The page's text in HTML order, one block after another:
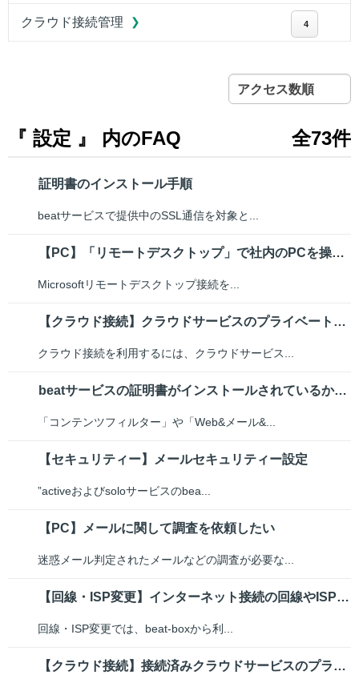
クラウド接続管理 4
アクセス数順
『 設定 』 内のFAQ 全73件
証明書のインストール手順
beatサービスで提供中のSSL通信を対象と...
【PC】「リモートデスクトップ」で社内のPCを操作したい
Microsoftリモートデスクトップ接続を...
【クラウド接続】クラウドサービスのプライベートネットワーク接続方法（Mic...
クラウド接続を利用するには、クラウドサービス...
beatサービスの証明書がインストールされているか確認する方法
「コンテンツフィルター」や「Web&メール&...
【セキュリティー】メールセキュリティー設定
”activeおよびsoloサービスのbea...
【PC】メールに関して調査を依頼したい
迷惑メール判定されたメールなどの調査が必要な...
【回線・ISP変更】インターネット接続の回線やISPの変更手順
回線・ISP変更では、beat-boxから利...
【クラウド接続】接続済みクラウドサービスのプライベートネットワーク解除手順